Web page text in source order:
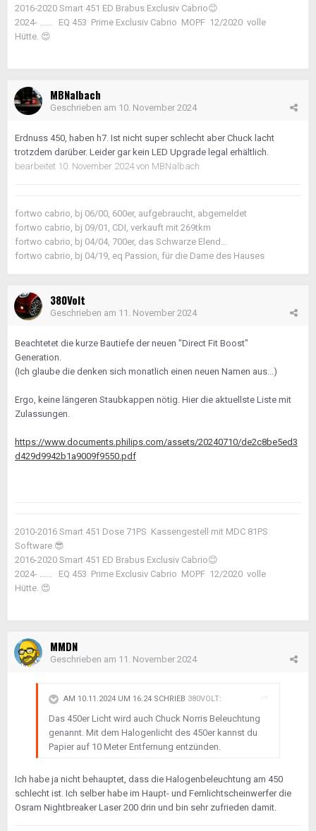
2016-2020 Smart 451 ED Brabus Exclusiv Cabrio😊
2024- ...... EQ 453 Prime Exclusiv Cabrio MOPF 12/2020 volle
Hütte. 😍
MBNalbach
Geschrieben am 10. November 2024
Erdnuss 450, haben h7. Ist nicht super schlecht aber Chuck lacht
trotzdem darüber. Leider gar kein LED Upgrade legal erhältlich.
bearbeitet 10. November 2024 von MBNalbach
fortwo cabrio, bj 06/00, 600er, aufgebraucht, abgemeldet
fortwo cabrio, bj 09/01, CDI, verkauft mit 269tkm
fortwo cabrio, bj 04/04, 700er, das Schwarze Elend...
fortwo cabrio, bj 04/19, eq Passion, für die Dame des Hauses
380Volt
Geschrieben am 11. November 2024
Beachtetet die kurze Bautiefe der neuen "Direct Fit Boost"
Generation.
(Ich glaube die denken sich monatlich einen neuen Namen aus...)
Ergo, keine längeren Staubkappen nötig. Hier die aktuellste Liste mit
Zulassungen.
https://www.documents.philips.com/assets/20240710/de2c8be5ed3
d429d9942b1a9009f9550.pdf
2010-2016 Smart 451 Dose 71PS Kassengestell mit MDC 81PS
Software 😎
2016-2020 Smart 451 ED Brabus Exclusiv Cabrio😊
2024- ...... EQ 453 Prime Exclusiv Cabrio MOPF 12/2020 volle
Hütte. 😍
MMDN
Geschrieben am 11. November 2024
AM 10.11.2024 UM 16:24 SCHRIEB 380VOLT:
Das 450er Licht wird auch Chuck Norris Beleuchtung
genannt. Mit dem Halogenlicht des 450er kannst du
Papier auf 10 Meter Entfernung entzünden.
Ich habe ja nicht behauptet, dass die Halogenbeleuchtung am 450
schlecht ist. Ich selber habe im Haupt- und Fernlichtscheinwerfer die
Osram Nightbreaker Laser 200 drin und bin sehr zufrieden damit.